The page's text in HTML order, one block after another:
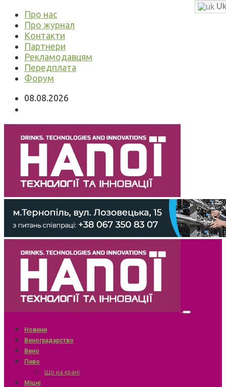
Про нас
Про журнал
Контакти
Партнери
Рекламодавцям
Передплата
Форум
08.08.2026
Новини
Виноградарство
Вино
Пиво
Що на крані
Міцні